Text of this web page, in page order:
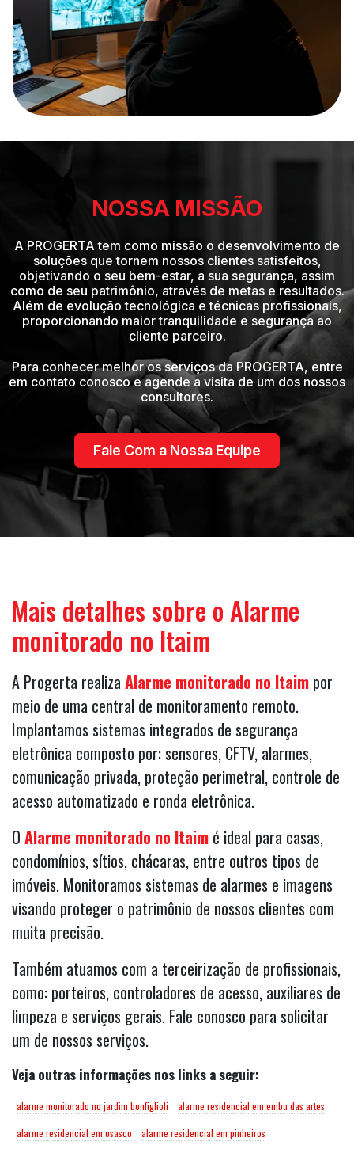
NOSSA MISSÃO
A PROGERTA tem como missão o desenvolvimento de
soluções que tornem nossos clientes satisfeitos,
objetivando o seu bem-estar, a sua segurança, assim
como de seu patrimônio, através de metas e resultados.
Além de evolução tecnológica e técnicas profissionais,
proporcionando maior tranquilidade e segurança ao
cliente parceiro.
Para conhecer melhor os serviços da PROGERTA, entre
em contato conosco e agende a visita de um dos nossos
consultores.
Fale Com a Nossa Equipe
Mais detalhes sobre o Alarme
monitorado no Itaim
A Progerta realizaAlarme monitorado no Itaim por
meio de uma central de monitoramento remoto.
Implantamos sistemas integrados de segurança
eletrônica composto por: sensores, CFTV, alarmes,
comunicação privada, proteção perimetral, controle de
acesso automatizado e ronda eletrônica.
O Alarme monitorado no Itaim é ideal para casas,
condomínios, sítios, chácaras, entre outros tipos de
imóveis. Monitoramos sistemas de alarmes e imagens
visando proteger o patrimônio de nossos clientes com
muita precisão.
Também atuamos com a terceirização de profissionais,
como: porteiros, controladores de acesso, auxiliares de
limpeza e serviços gerais. Fale conosco para solicitar
um de nossos serviços.
Veja outras informações nos links a seguir:
alarme monitorado no jardim bonfiglioli
alarme residencial em embu das artes
alarme residencial em osasco
alarme residencial em pinheiros